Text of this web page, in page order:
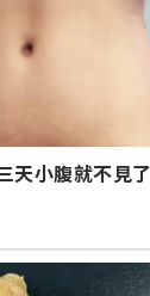
天小腹就不見